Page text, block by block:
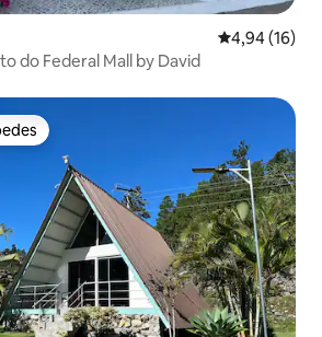
4,94 de uma
4,94 (16)
do Federal Mall by David